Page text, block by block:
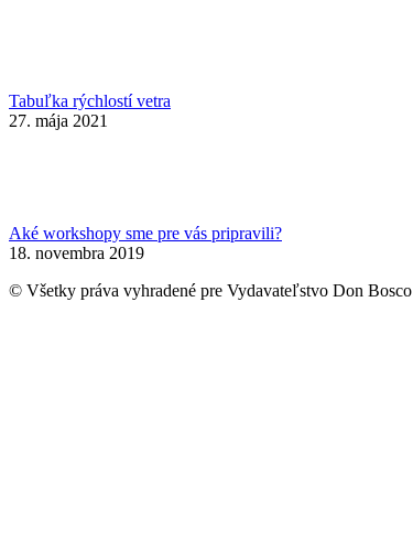
Tabuľka rýchlostí vetra
27. mája 2021
Aké workshopy sme pre vás pripravili?
18. novembra 2019
© Všetky práva vyhradené pre Vydavateľstvo Don Bosco